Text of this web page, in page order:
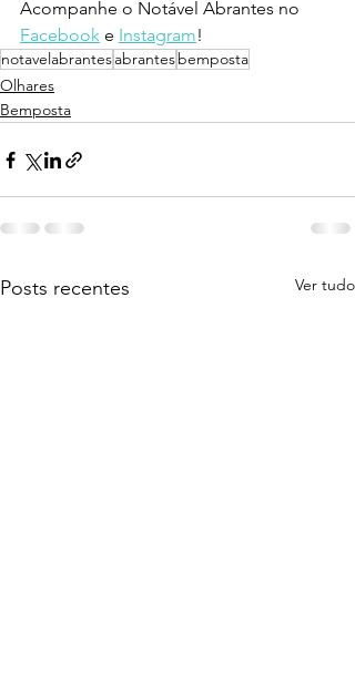
Acompanhe o Notável Abrantes no
Facebook e Instagram!
notavelabrantesabrantesbemposta
Olhares
Bemposta
Posts recentes Ver tudo